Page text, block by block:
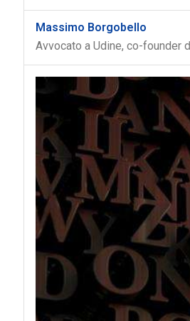
Massimo Borgobello
Avvocato a Udine, co-founder